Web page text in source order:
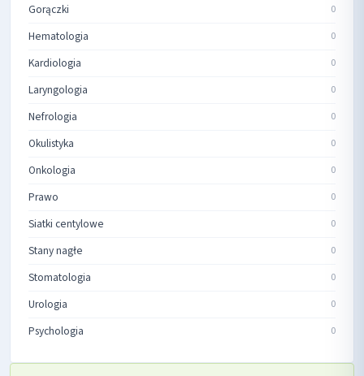
Gorączki 0
Hematologia 0
Kardiologia 0
Laryngologia 0
Nefrologia 0
Okulistyka 0
Onkologia 0
Prawo 0
Siatki centylowe 0
Stany nagłe 0
Stomatologia 0
Urologia 0
Psychologia 0